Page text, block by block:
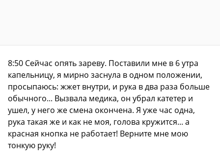
8:50 Сейчас опять зареву. Поставили мне в 6 утра
капельницу, я мирно заснула в одном положении,
просыпаюсь: жжет внутри, и рука в два раза больше
обычного... Вызвала медика, он убрал катетер и
ушел, у него же смена окончена. Я уже час одна,
рука такая же и как не моя, голова кружится... а
красная кнопка не работает! Верните мне мою
тонкую руку!